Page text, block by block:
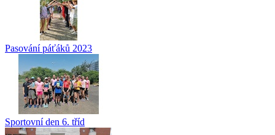
Pasování páťáků 2023
Sportovní den 6. tříd